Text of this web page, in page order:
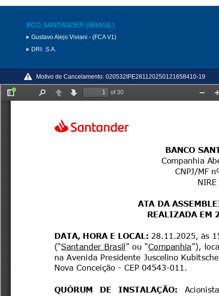
BCO SANTANDER (BRASIL)
Gustavo Alejo Viviani - (FCA V1)
DRI: S.A.
Motivo de Cancelamento: 020532IPE281120250121658410-19